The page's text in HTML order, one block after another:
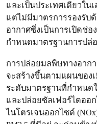
และเป็นประเทศเดียวใ
แต่ไม่มีมาตรการรองรับ
อากาศซึ่งเป็นการเปิดช่
กำหนดมาตรฐานการปล่
การปล่อยมลพิษทางอาก
จะสร้างขึ้นตามแผนของ
ระดับมาตรฐานที่กำหนด
และปล่อยซัลเฟอร์ไดออก
ไนโตรเจนออกไซด์